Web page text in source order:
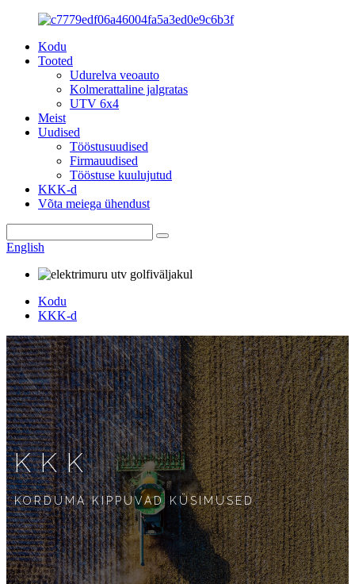
Kodu
Tooted
Udurelva veoauto
Kolmerattaline jalgratas
UTV 6x4
Meist
Uudised
Tööstusuudised
Firmauudised
Tööstuse kuulujutud
KKK-d
Võta meiega ühendust
English
Kodu
KKK-d
KKK
KORDUMA KIPPUVAD KÜSIMUSED